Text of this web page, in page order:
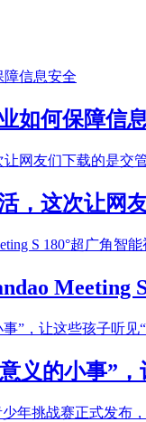
如何保障信
，这次让网
Meeting
义的小事”